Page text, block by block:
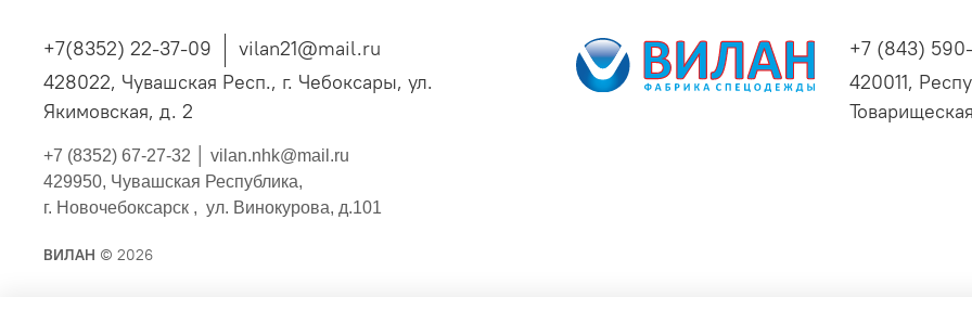
+7(8352) 22-37-09
vilan21@mail.ru
428022, Чувашская Респ., г. Чебоксары, ул.
Якимовская, д. 2
+7 (843)
420011,
+7 (8352) 67-27-32 │ vilan.nhk@mail.ru
429950, Чувашская Республика,
г. Новочебоксарск , ул. Винокурова, д.101
ВИЛАН © 2026